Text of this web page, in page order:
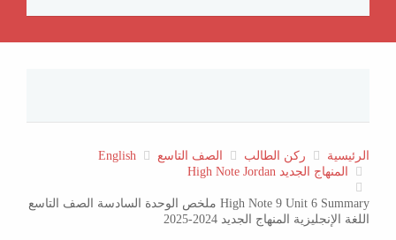
الرئيسية ركن الطالب الصف التاسع
English
المنهاج الجديد High Note Jordan
High Note 9 Unit 6 Summary ملخص الوحدة السادسة الصف التاسع
اللغة الإنجليزية المنهاج الجديد 2024-2025